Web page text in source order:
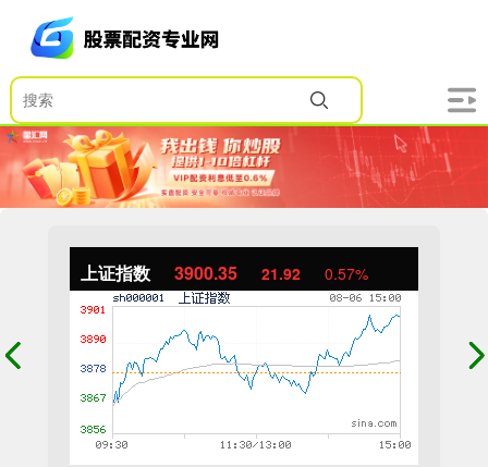
上证指数 3900.35 21.92 0.57%